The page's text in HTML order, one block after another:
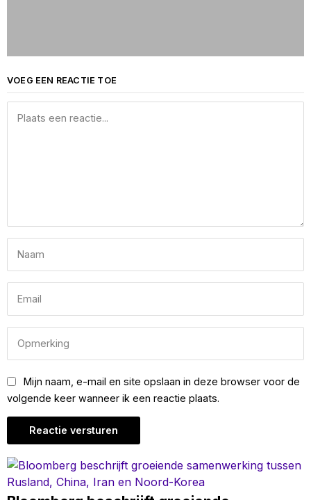
VOEG EEN REACTIE TOE
Mijn naam, e-mail en site opslaan in deze browser voor de
volgende keer wanneer ik een reactie plaats.